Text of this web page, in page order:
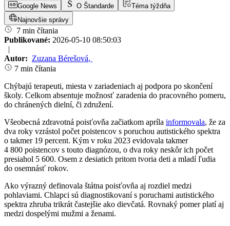
Google News O Štandarde
Téma týždňa
Najnovšie správy
7 min čítania
Publikované: 2026-05-10 08:50:03
|
Autor: Zuzana Bérešová,
7 min čítania
Chýbajú terapeuti, miesta v zariadeniach aj podpora po skončení
školy. Celkom absentuje možnosť zaradenia do pracovného pomeru,
do chránených dielní, či združení.
Všeobecná zdravotná poisťovňa začiatkom apríla informovala, že za
dva roky vzrástol počet poistencov s poruchou autistického spektra
o takmer 19 percent. Kým v roku 2023 evidovala takmer
4 800 poistencov s touto diagnózou, o dva roky neskôr ich počet
presiahol 5 600. Osem z desiatich pritom tvoria deti a mladí ľudia
do osemnásť rokov.
Ako výrazný definovala štátna poisťovňa aj rozdiel medzi
pohlaviami. Chlapci sú diagnostikovaní s poruchami autistického
spektra zhruba trikrát častejšie ako dievčatá. Rovnaký pomer platí aj
medzi dospelými mužmi a ženami.